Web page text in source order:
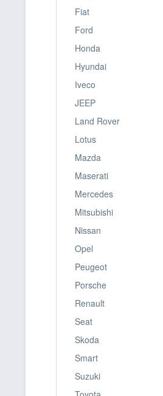
Fiat
Ford
Honda
Hyundai
Iveco
JEEP
Land Rover
Lotus
Mazda
Maserati
Mercedes
Mitsubishi
Nissan
Opel
Peugeot
Porsche
Renault
Seat
Skoda
Smart
Suzuki